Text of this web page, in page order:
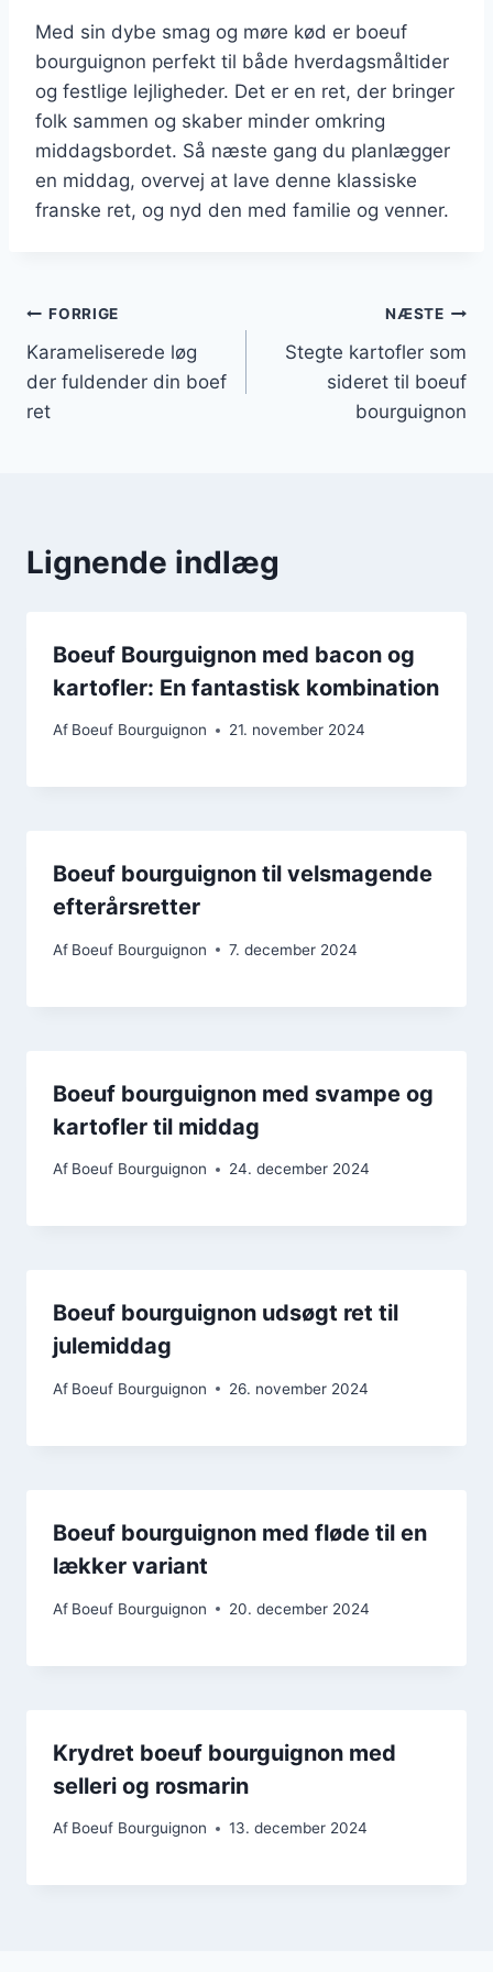
Med sin dybe smag og møre kød er boeuf
bourguignon perfekt til både hverdagsmåltider
og festlige lejligheder. Det er en ret, der bringer
folk sammen og skaber minder omkring
middagsbordet. Så næste gang du planlægger
en middag, overvej at lave denne klassiske
franske ret, og nyd den med familie og venner.
Indlægsnavigation
FORRIGE
Karameliserede løg
der fuldender din boef
ret
NÆSTE
Stegte kartofler som
sideret til boeuf
bourguignon
Lignende indlæg
Boeuf Bourguignon med bacon og
kartofler: En fantastisk kombination
Af Boeuf Bourguignon 21. november 2024
Boeuf bourguignon til velsmagende
efterårsretter
Af Boeuf Bourguignon 7. december 2024
Boeuf bourguignon med svampe og
kartofler til middag
Af Boeuf Bourguignon 24. december 2024
Boeuf bourguignon udsøgt ret til
julemiddag
Af Boeuf Bourguignon 26. november 2024
Boeuf bourguignon med fløde til en
lækker variant
Af Boeuf Bourguignon 20. december 2024
Krydret boeuf bourguignon med
selleri og rosmarin
Af Boeuf Bourguignon 13. december 2024